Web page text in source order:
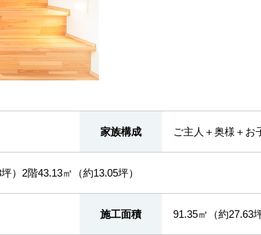
家族構成 ご主人＋奥様＋お
）2階43.13㎡（約13.05坪）
施工面積 91.35㎡（約27.63坪